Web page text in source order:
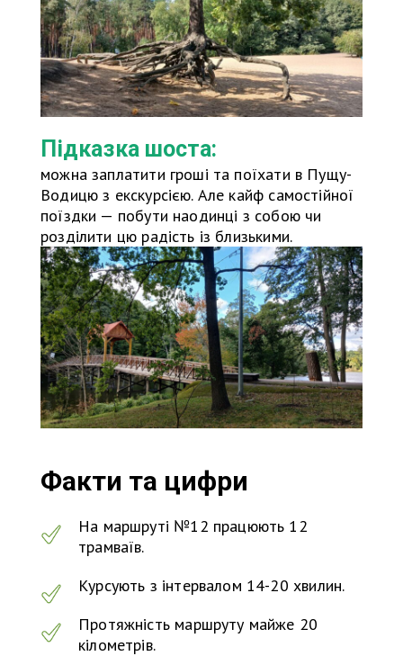
Підказка шоста:
можна заплатити гроші та поїхати в Пущу-
Водицю з екскурсією. Але кайф самостійної
поїздки — побути наодинці з собою чи
розділити цю радість із близькими.
Факти та цифри
На маршруті №12 працюють 12
трамваїв.
Курсують з інтервалом 14-20 хвилин.
Протяжність маршруту майже 20
кілометрів.